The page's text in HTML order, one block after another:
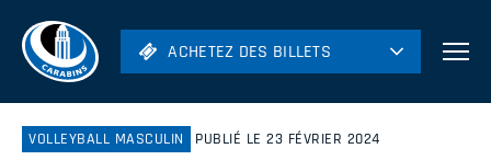
ACHETEZ DES BILLETS
Hockey
ACHETEZ DES BILLETS
VOLLEYBALL MASCULIN PUBLIÉ LE 23 FÉVRIER 2024